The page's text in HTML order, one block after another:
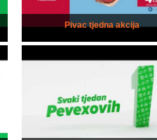
Pivac tjedna akcija